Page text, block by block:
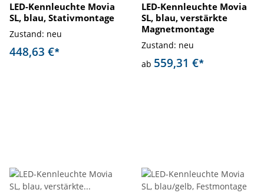
LED-Kennleuchte Movia
SL, blau, Stativmontage
Zustand: neu
448,63 €*
LED-Kennleuchte Movia
SL, blau, verstärkte
Magnetmontage
Zustand: neu
ab 559,31 €*